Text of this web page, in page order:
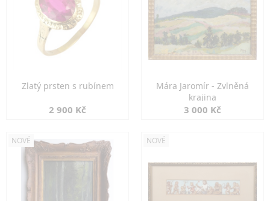
Zlatý prsten s rubínem
2 900 Kč
Mára Jaromír - Zvlněná
krajina
3 000 Kč
NOVÉ NOVÉ